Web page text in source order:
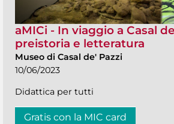
aMICi - In viaggio a Casal
preistoria e letteratura
Museo di Casal de' Pazzi
10/06/2023
Didattica per tutti
Gratis con la MIC card